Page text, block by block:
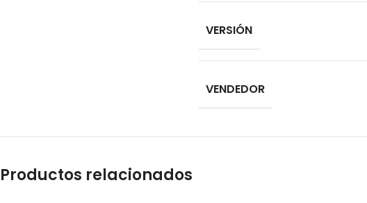
VERSIÓN
VENDEDOR
Productos relacionados